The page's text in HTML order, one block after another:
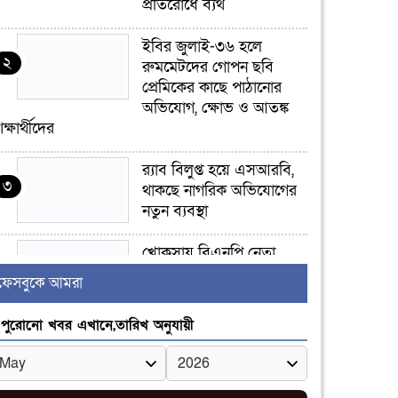
প্রতিরোধে ব্যর্থ
২
ইবির জুলাই-৩৬ হলে
রুমমেটদের গোপন ছবি
প্রেমিকের কাছে পাঠানোর
অভিযোগ, ক্ষোভ ও আতঙ্ক
৩
র‍্যাব বিলুপ্ত হয়ে এসআরবি,
থাকছে নাগরিক অভিযোগের
নতুন ব্যবস্থা
৪
খোকসায় বিএনপি নেতা
৫
সাঈদীর ছবিতে জুতা
নিক্ষেপকারীরা ‘জারজ
সন্তান’: আমির হামজা
আমরা
পুরোনো খবর এখানে,তারিখ অনুযায়ী